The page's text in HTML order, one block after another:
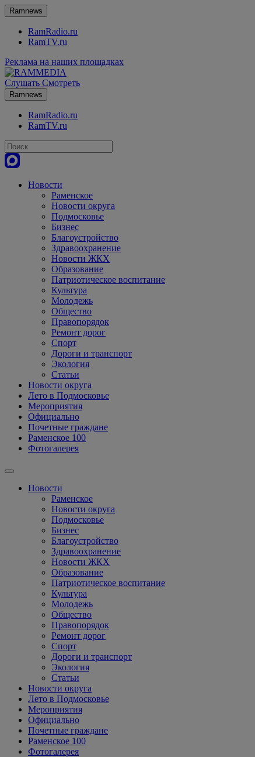
Ramnews
RamRadio.ru
RamTV.ru
Реклама на наших площадках
Слушать Смотреть
Ramnews
RamRadio.ru
RamTV.ru
Новости
Раменское
Новости округа
Подмосковье
Бизнес
Благоустройство
Здравоохранение
Новости ЖКХ
Образование
Патриотическое воспитание
Культура
Молодежь
Общество
Правопорядок
Ремонт дорог
Спорт
Дороги и транспорт
Экология
Статьи
Новости округа
Лето в Подмосковье
Мероприятия
Официально
Почетные граждане
Раменское 100
Фотогалерея
Новости
Раменское
Новости округа
Подмосковье
Бизнес
Благоустройство
Здравоохранение
Новости ЖКХ
Образование
Патриотическое воспитание
Культура
Молодежь
Общество
Правопорядок
Ремонт дорог
Спорт
Дороги и транспорт
Экология
Статьи
Новости округа
Лето в Подмосковье
Мероприятия
Официально
Почетные граждане
Раменское 100
Фотогалерея